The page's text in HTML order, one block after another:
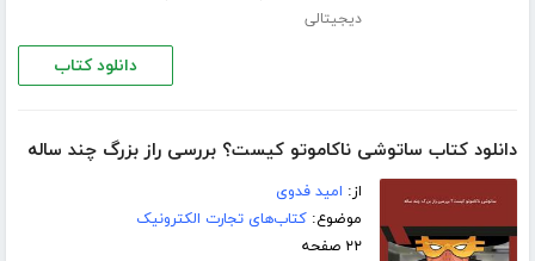
دیجیتالی
دانلود کتاب
دانلود کتاب ساتوشی ناکاموتو کیست؟ بررسی راز بزرگ چند ساله
از: امید فدوی
موضوع:کتاب‌های تجارت الکترونیک
۲۲ صفحه